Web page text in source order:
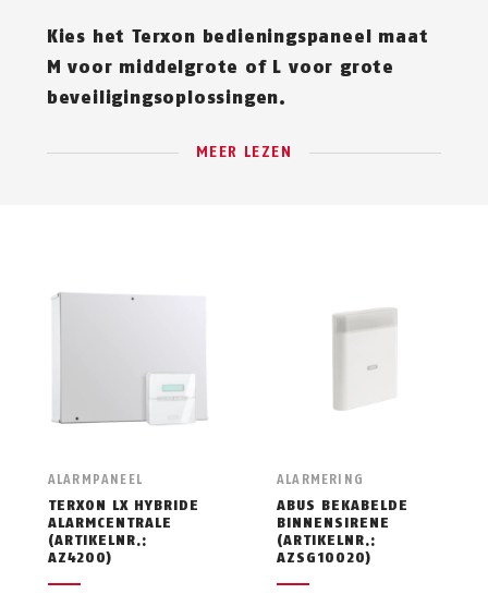
Kies het Terxon bedieningspaneel maat
M voor middelgrote of L voor grote
beveiligingsoplossingen.
MEER LEZEN
ALARMPANEEL
TERXON LX HYBRIDE
ALARMCENTRALE
(ARTIKELNR.:
AZ4200)
ALARMERING
ABUS BEKABELDE
BINNENSIRENE
(ARTIKELNR.:
AZSG10020)